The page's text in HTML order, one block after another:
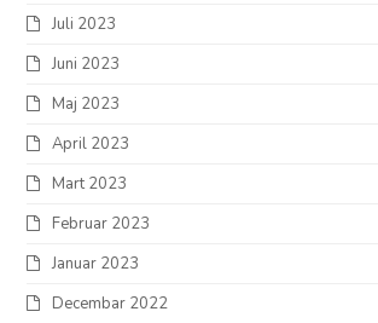
Juli 2023
Juni 2023
Maj 2023
April 2023
Mart 2023
Februar 2023
Januar 2023
Decembar 2022